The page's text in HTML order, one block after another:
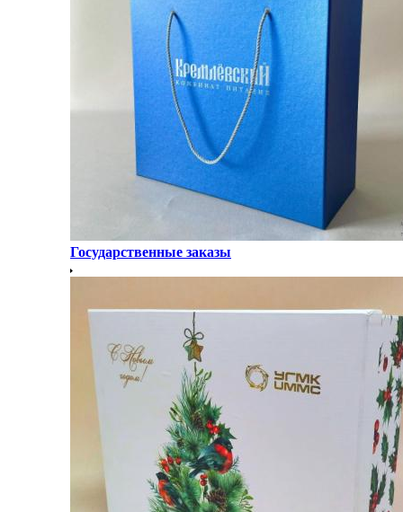
Государственные заказы